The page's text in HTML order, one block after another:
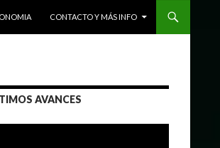
CONTACTO Y MÁS INFO
AVANCES